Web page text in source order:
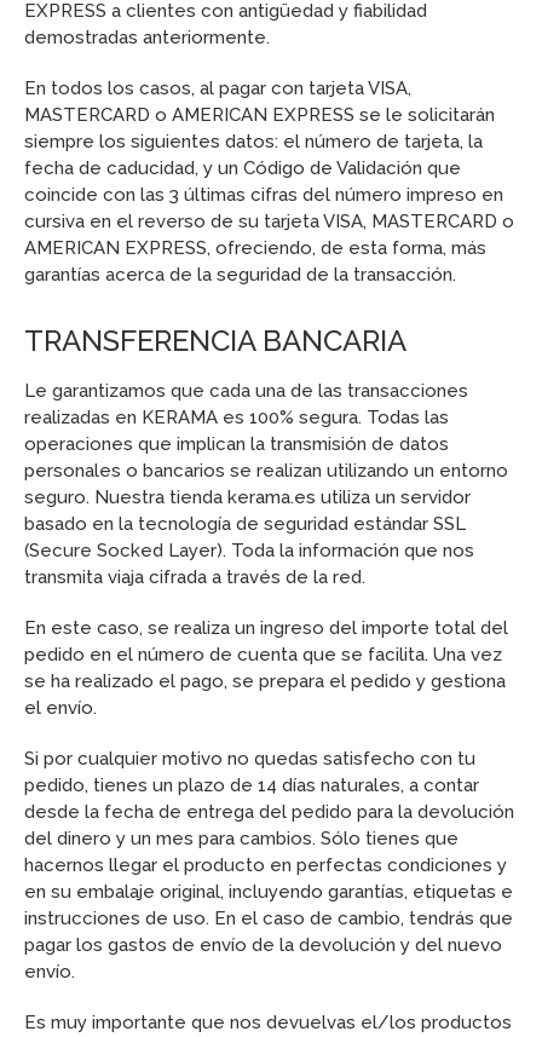
EXPRESS a clientes con antigüedad y fiabilidad
demostradas anteriormente.
En todos los casos, al pagar con tarjeta VISA,
MASTERCARD o AMERICAN EXPRESS se le solicitarán
siempre los siguientes datos: el número de tarjeta, la
fecha de caducidad, y un Código de Validación que
coincide con las 3 últimas cifras del número impreso en
cursiva en el reverso de su tarjeta VISA, MASTERCARD o
AMERICAN EXPRESS, ofreciendo, de esta forma, más
garantías acerca de la seguridad de la transacción.
TRANSFERENCIA BANCARIA
Le garantizamos que cada una de las transacciones
realizadas en KERAMA es 100% segura. Todas las
operaciones que implican la transmisión de datos
personales o bancarios se realizan utilizando un entorno
seguro. Nuestra tienda kerama.es utiliza un servidor
basado en la tecnología de seguridad estándar SSL
(Secure Socked Layer). Toda la información que nos
transmita viaja cifrada a través de la red.
En este caso, se realiza un ingreso del importe total del
pedido en el número de cuenta que se facilita. Una vez
se ha realizado el pago, se prepara el pedido y gestiona
el envío.
Si por cualquier motivo no quedas satisfecho con tu
pedido, tienes un plazo de 14 días naturales, a contar
desde la fecha de entrega del pedido para la devolución
del dinero y un mes para cambios. Sólo tienes que
hacernos llegar el producto en perfectas condiciones y
en su embalaje original, incluyendo garantías, etiquetas e
instrucciones de uso. En el caso de cambio, tendrás que
pagar los gastos de envío de la devolución y del nuevo
envío.
Es muy importante que nos devuelvas el/los productos